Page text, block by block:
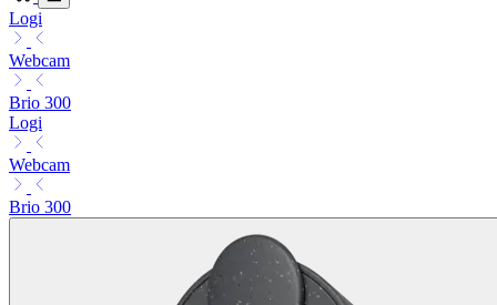
Logi
Webcam
Brio 300
Logi
Webcam
Brio 300